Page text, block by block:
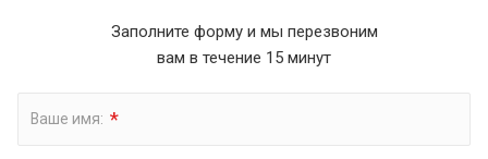
Заполните форму и мы перезвоним
вам в течение 15 минут
Ваше имя: *